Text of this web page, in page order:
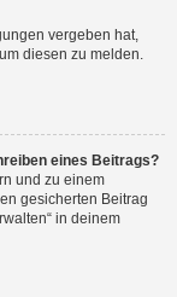
vergeben hat,
diesen zu melden.
eines Beitrags?
und zu einem
gesicherten Beitrag
in deinem